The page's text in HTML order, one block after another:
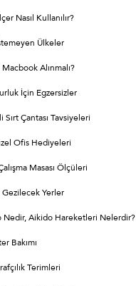
Nasıl Kullanılır?
Ülkeler
Alınmalı?
İçin Egzersizler
Sırt Çantası Tavsiyeleri
Ofis Hediyeleri
Masası Ölçüleri
Yerler
Nedir, Aikido Hareketleri Nelerdir?
Bakımı
Terimleri